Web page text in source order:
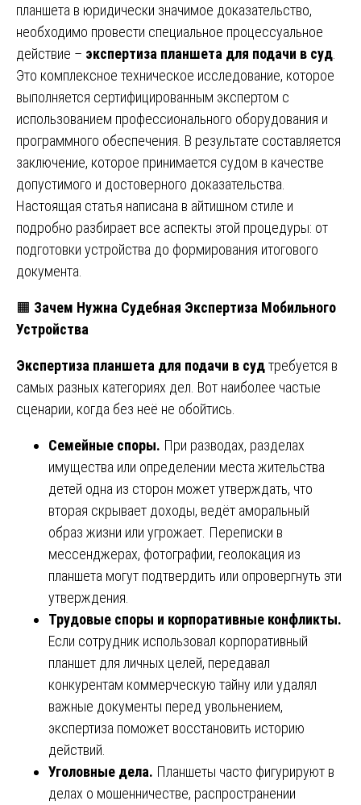
планшета в юридически значимое доказательство,
необходимо провести специальное процессуальное
действие – экспертиза планшета для подачи в суд
Это комплексное техническое исследование, которое
выполняется сертифицированным экспертом с
использованием профессионального оборудования и
программного обеспечения. В результате составляется
заключение, которое принимается судом в качестве
допустимого и достоверного доказательства.
Настоящая статья написана в айтишном стиле и
подробно разбирает все аспекты этой процедуры: от
подготовки устройства до формирования итогового
документа.
🟧 Зачем Нужна Судебная Экспертиза Мобильного
Устройства
Экспертиза планшета для подачи в судтребуется в
самых разных категориях дел. Вот наиболее частые
сценарии, когда без неё не обойтись.
Семейные споры. При разводах, разделах
имущества или определении места жительства
детей одна из сторон может утверждать, что
вторая скрывает доходы, ведёт аморальный
образ жизни или угрожает. Переписки в
мессенджерах, фотографии, геолокация из
планшета могут подтвердить или опровергнуть эти
утверждения.
Трудовые споры и корпоративные конфликты.
Если сотрудник использовал корпоративный
планшет для личных целей, передавал
конкурентам коммерческую тайну или удалял
важные документы перед увольнением,
экспертиза поможет восстановить историю
действий.
Уголовные дела. Планшеты часто фигурируют в
делах о мошенничестве, распространении